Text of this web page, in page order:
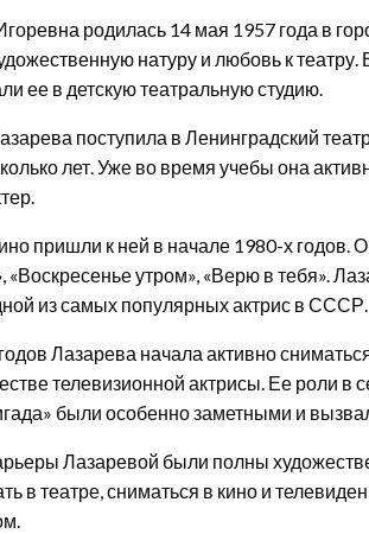
родилась 14 мая 1957 года в
натуру и любовь к
ее в детскую театральную студию.
поступила в Ленинградский
лет. Уже во время учебы она
пришли к ней в начале 1980-х годов.
«Воскресенье утром», «Верю в тебя».
из самых популярных актрис в СССР.
Лазарева начала активно
телевизионной актрисы. Ее роли
были особенно заметными и
Лазаревой были полны
в театре, сниматься в кино и